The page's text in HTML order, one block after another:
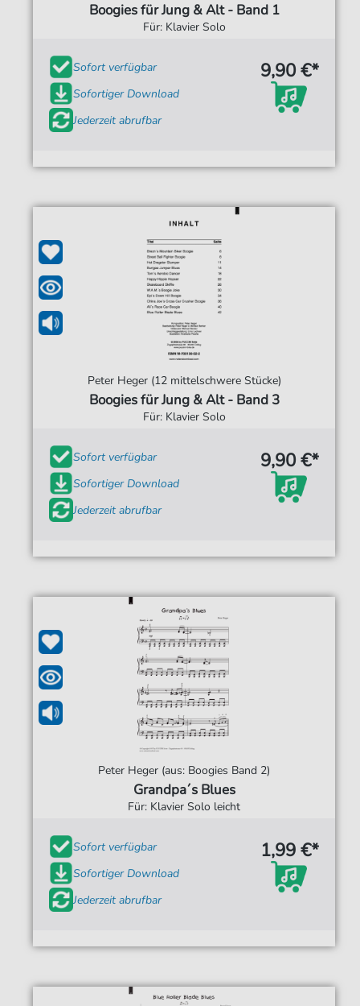
Boogies für Jung & Alt - Band 1
Für: Klavier Solo
Sofort verfügbar
Sofortiger Download
Jederzeit abrufbar
9,90 €*
Peter Heger (12 mittelschwere Stücke)
Boogies für Jung & Alt - Band 3
Für: Klavier Solo
Sofort verfügbar
Sofortiger Download
Jederzeit abrufbar
9,90 €*
Peter Heger (aus: Boogies Band 2)
Grandpa´s Blues
Für: Klavier Solo leicht
Sofort verfügbar
Sofortiger Download
Jederzeit abrufbar
1,99 €*